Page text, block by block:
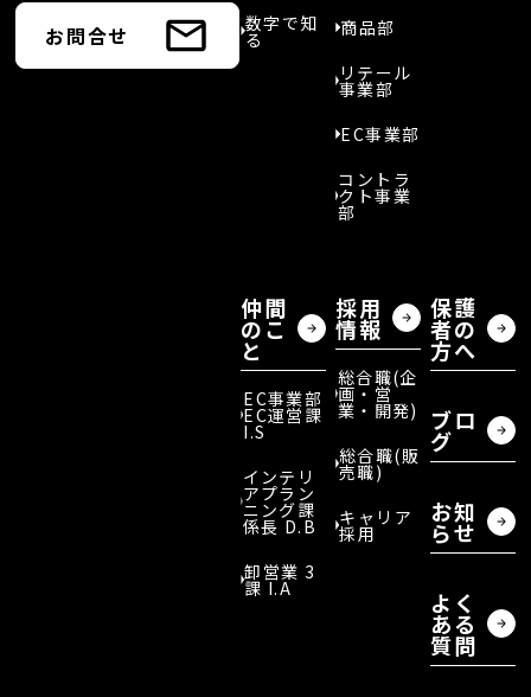
お問合せ
数字で知
る
商品部
リテール
事業部
EC事業部
コントラ
クト事業
部
仲間
のこ
と
EC事業部
EC運営課
I.S
インテリ
アプラン
ニング課
係長 D.B
卸営業 3
課 I.A
採用
情報
総合職(企
画・営
業・開発)
総合職(販
売職)
キャリア
採用
保護
者の
方へ
ブロ
グ
お知
らせ
よく
ある
質問